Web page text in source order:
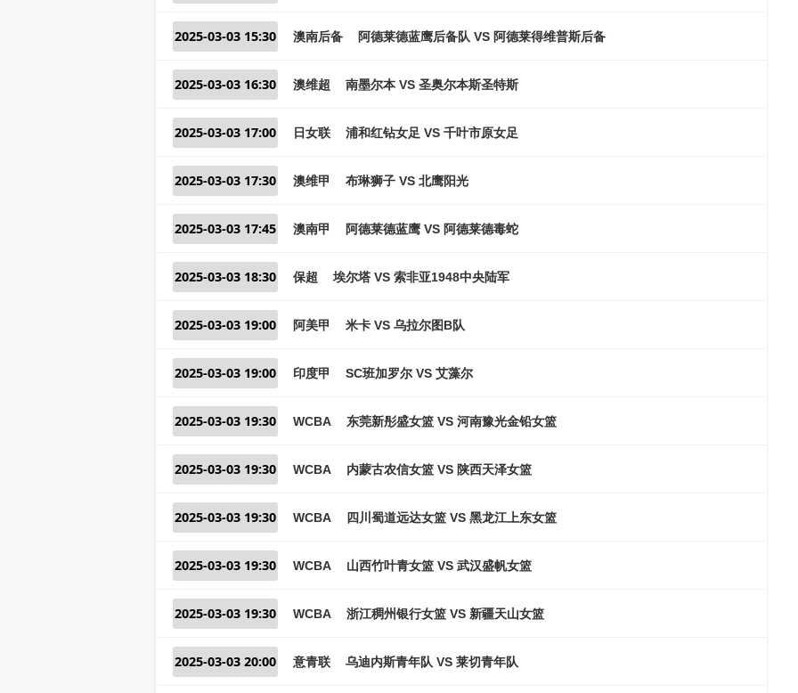
2025-03-03 15:30 澳南后备 阿德莱德蓝鹰后备队 VS 阿德莱得维普斯后备
2025-03-03 16:30 澳维超 南墨尔本 VS 圣奥尔本斯圣特斯
2025-03-03 17:00 日女联 浦和红钻女足 VS 千叶市原女足
2025-03-03 17:30 澳维甲 布琳狮子 VS 北鹰阳光
2025-03-03 17:45 澳南甲 阿德莱德蓝鹰 VS 阿德莱德毒蛇
2025-03-03 18:30 保超 埃尔塔 VS 索非亚1948中央陆军
2025-03-03 19:00 阿美甲 米卡 VS 乌拉尔图B队
2025-03-03 19:00 印度甲 SC班加罗尔 VS 艾藻尔
2025-03-03 19:30 WCBA 东莞新彤盛女篮 VS 河南豫光金铅女篮
2025-03-03 19:30 WCBA 内蒙古农信女篮 VS 陕西天泽女篮
2025-03-03 19:30 WCBA 四川蜀道远达女篮 VS 黑龙江上东女篮
2025-03-03 19:30 WCBA 山西竹叶青女篮 VS 武汉盛帆女篮
2025-03-03 19:30 WCBA 浙江稠州银行女篮 VS 新疆天山女篮
2025-03-03 20:00 意青联 乌迪内斯青年队 VS 莱切青年队